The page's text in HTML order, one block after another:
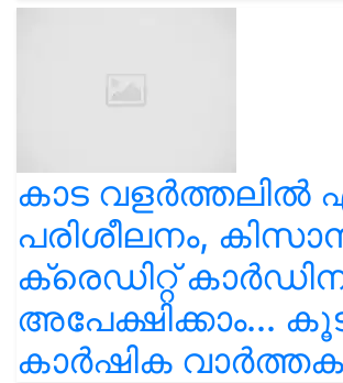
കാട വളര്‍ത്തലിൽ
പരിശീലനം,
ക്രെഡിറ്റ്
അപേക്ഷിക്കാം...
കാർഷിക